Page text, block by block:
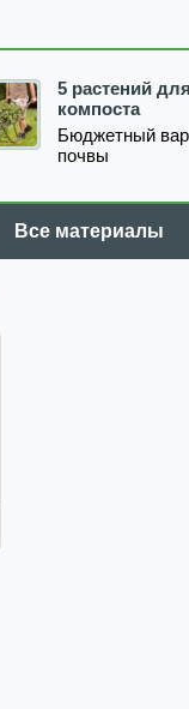
5 растений
компоста
Бюджетный
почвы
Все материалы